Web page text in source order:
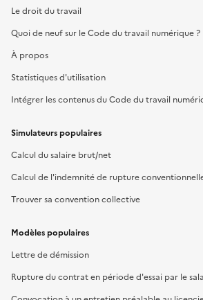
Le droit du travail
Quoi de neuf sur le Code du travail numérique ?
À propos
Statistiques d'utilisation
Intégrer les contenus du Code du travail
Simulateurs populaires
Calcul du salaire brut/net
Calcul de l'indemnité de rupture
Trouver sa convention collective
Modèles populaires
Lettre de démission
Rupture du contrat en période d'essai par le